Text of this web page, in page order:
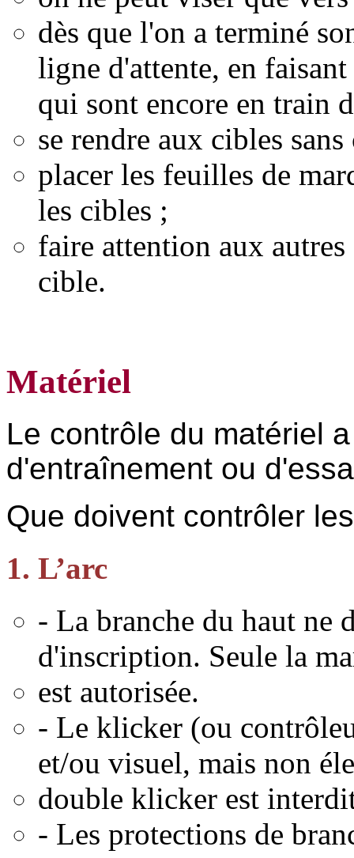
dès que l'on a terminé
ligne d'attente, en
qui sont encore en train
se rendre aux cibles
placer les feuilles de
les cibles ;
faire attention aux
cible.
Matériel
Le contrôle du matériel
d'entraînement ou
Que doivent contrôler
1. L’arc
- La branche du haut ne
d'inscription. Seule la
est autorisée.
- Le klicker (ou
et/ou visuel, mais non
double klicker est
- Les protections de